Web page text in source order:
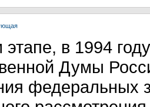
в 1994
Думы
федеральных